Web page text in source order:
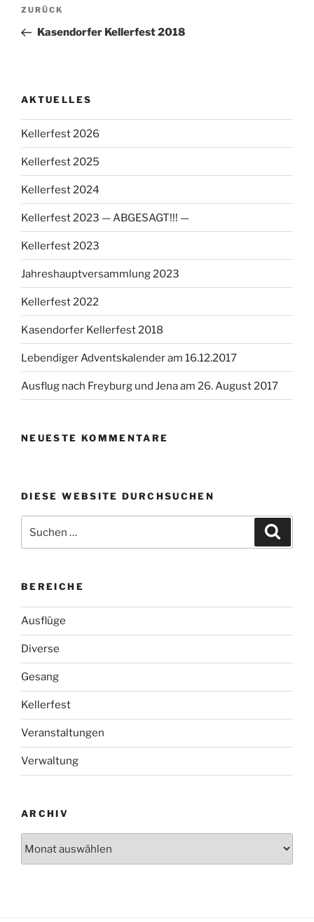
Vorheriger
Beitrag
ZURÜCK
Kasendorfer Kellerfest 2018
AKTUELLES
Kellerfest 2026
Kellerfest 2025
Kellerfest 2024
Kellerfest 2023 — ABGESAGT!!! —
Kellerfest 2023
Jahreshauptversammlung 2023
Kellerfest 2022
Kasendorfer Kellerfest 2018
Lebendiger Adventskalender am 16.12.2017
Ausflug nach Freyburg und Jena am 26. August 2017
NEUESTE KOMMENTARE
DIESE WEBSITE DURCHSUCHEN
nach:
BEREICHE
Ausflüge
Diverse
Gesang
Kellerfest
Veranstaltungen
Verwaltung
ARCHIV